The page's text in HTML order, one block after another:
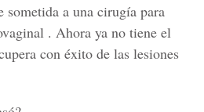
a una cirugía para
. Ahora ya no tiene el
con éxito de las lesiones